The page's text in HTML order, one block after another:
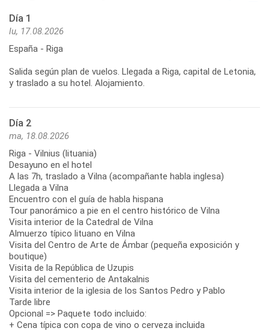
Día 1
lu, 17.08.2026
España - Riga
Salida según plan de vuelos. Llegada a Riga, capital de Letonia,
y traslado a su hotel. Alojamiento.
Día 2
ma, 18.08.2026
Riga - Vilnius (lituania)
Desayuno en el hotel
A las 7h, traslado a Vilna (acompañante habla inglesa)
Llegada a Vilna
Encuentro con el guía de habla hispana
Tour panorámico a pie en el centro histórico de Vilna
Visita interior de la Catedral de Vilna
Almuerzo típico lituano en Vilna
Visita del Centro de Arte de Ámbar (pequeña exposición y
boutique)
Visita de la República de Uzupis
Visita del cementerio de Antakalnis
Visita interior de la iglesia de los Santos Pedro y Pablo
Tarde libre
Opcional => Paquete todo incluido:
+ Cena típica con copa de vino o cerveza incluida